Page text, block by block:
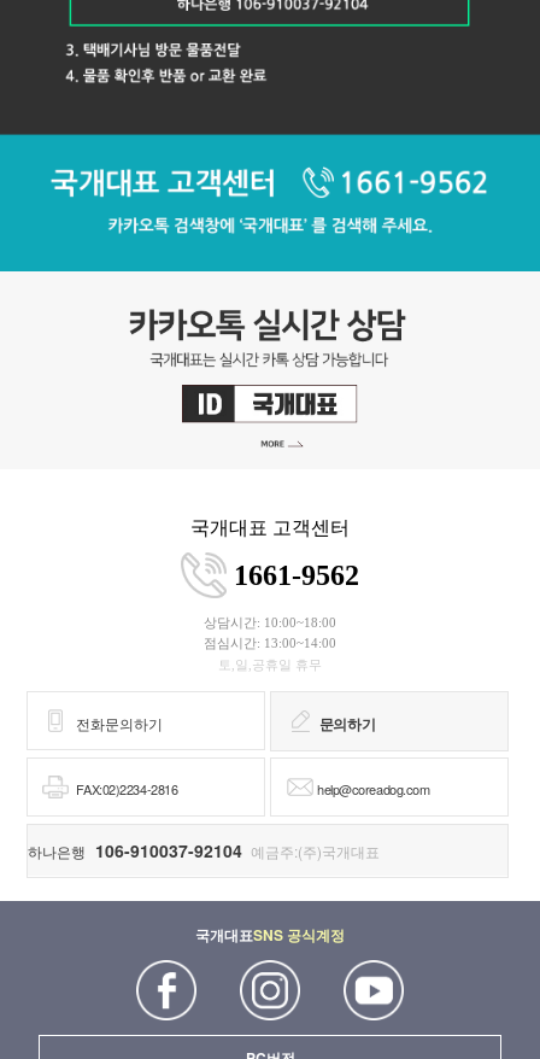
국개대표 고객센터
1661-9562
상담시간: 10:00~18:00
점심시간: 13:00~14:00
토,일,공휴일 휴무
전화문의하기 문의하기
FAX:02)2234-2816 help@coreadog.com
하나은행 106-910037-92104 예금주:(주)국개대표
국개대표SNS 공식계정